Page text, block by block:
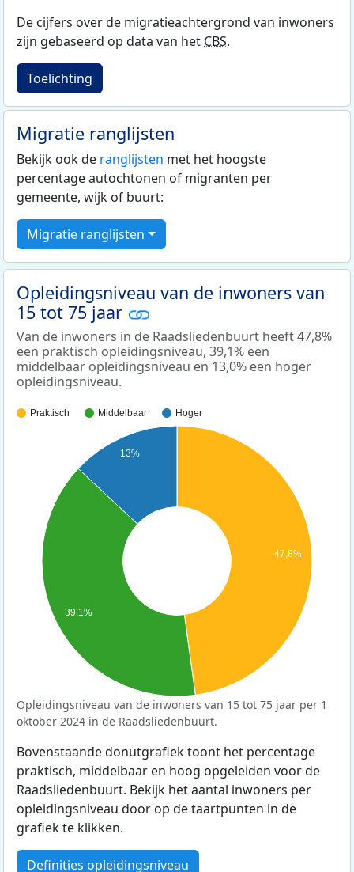
De cijfers over de migratieachtergrond van inwoners
zijn gebaseerd op data van het CBS.
Toelichting
Migratie ranglijsten
Bekijk ook de ranglijsten met het hoogste
percentage autochtonen of migranten per
gemeente, wijk of buurt:
Migratie ranglijsten
Opleidingsniveau van de inwoners van
15 tot 75 jaar
Van de inwoners in de Raadsliedenbuurt heeft 47,8%
een praktisch opleidingsniveau, 39,1% een
middelbaar opleidingsniveau en 13,0% een hoger
opleidingsniveau.
Praktisch Middelbaar Hoger
47,8%
13%
39,1%
Opleidingsniveau van de inwoners van 15 tot 75 jaar per 1
oktober 2024 in de Raadsliedenbuurt.
Bovenstaande donutgrafiek toont het percentage
praktisch, middelbaar en hoog opgeleiden voor de
Raadsliedenbuurt. Bekijk het aantal inwoners per
opleidingsniveau door op de taartpunten in de
grafiek te klikken.
Definities opleidingsniveau